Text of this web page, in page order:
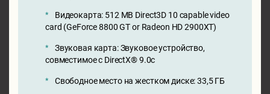
Видеокарта: 512 MB Direct3D 10 capable video
card (GeForce 8800 GT or Radeon HD 2900XT)
Звуковая карта: Звуковое устройство,
совместимое с DirectX® 9.0с
Свободное место на жестком диске: 33,5 ГБ